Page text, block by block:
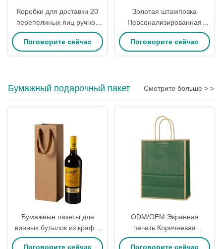
Коробки для доставки 20
перепелиных яиц ручной
работы, пустые коричневые
картонные упаковочные
Поговорите сейчас
Золотая штамповка
Персонализированная
яичная коробка для
подарков Картонные
Поговорите сейчас
Бумажный подарочный пакет Смотрите больше > >
Бумажные пакеты для
винных бутылок из крафт-
бумаги с ручками-
Поговорите сейчас
ODM/OEM Экранная
печать Коричневая
бумажная сумочка Kraft
Поговорите сейчас